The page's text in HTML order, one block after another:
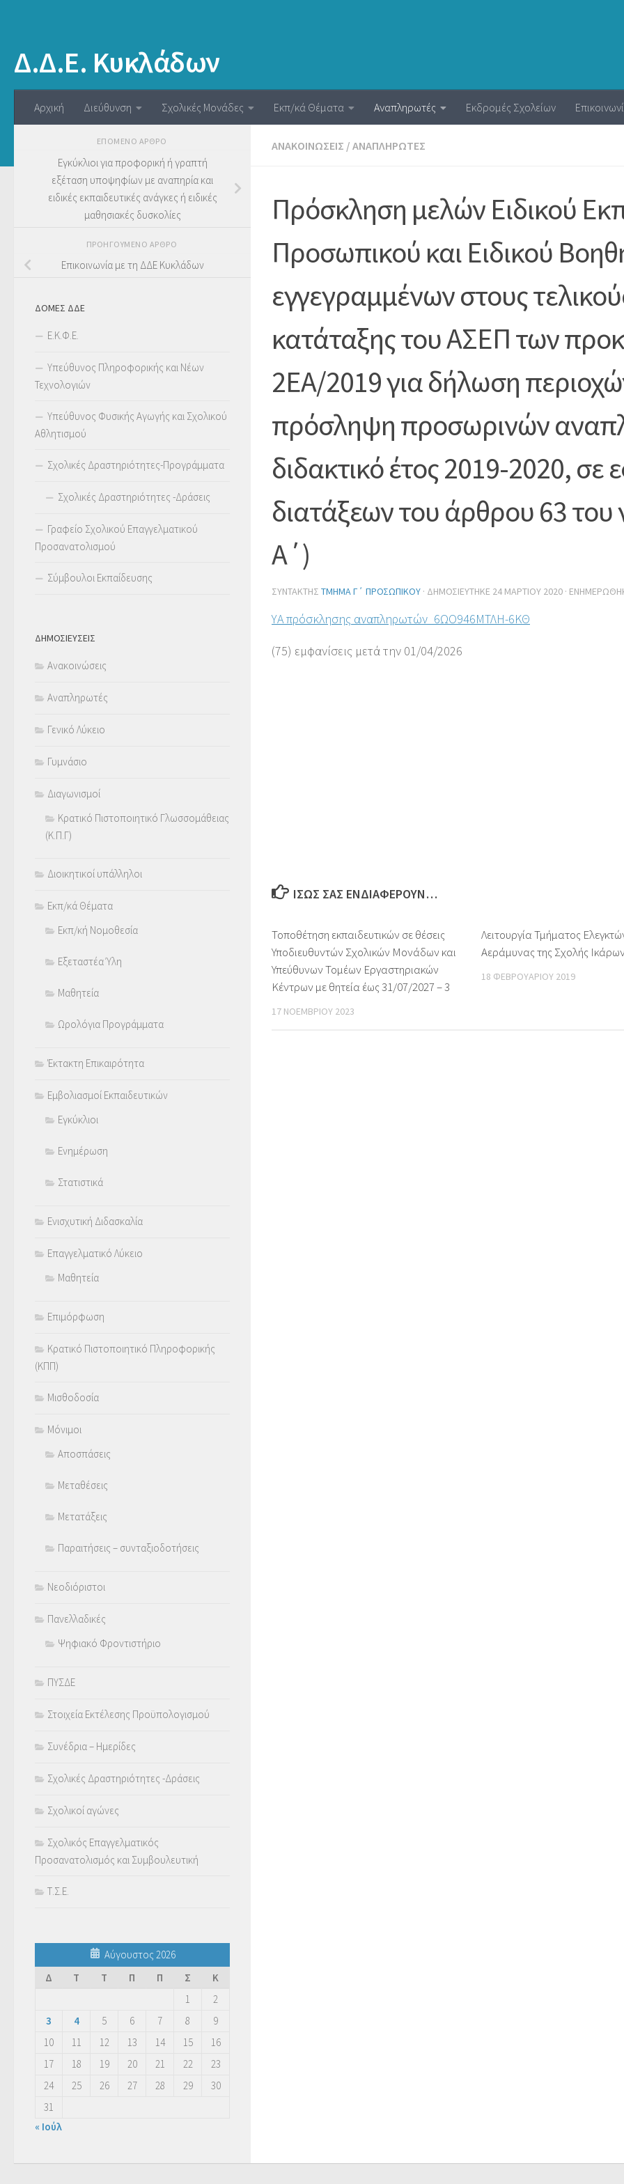
Δ.Δ.Ε. Κυκλάδων
Αρχική Διεύθυνση Σχολικές Μονάδες Εκπ/κά Θέματα Αναπληρωτές Εκδρομές Σχολείων
ΑΝΑΚΟΙΝΏΣΕΙΣ / ΑΝΑΠΛΗΡΩΤΈΣ
Πρόσκληση μελών Ειδικού
Προσωπικού και Ειδικού
εγγεγραμμένων στους
κατάταξης του ΑΣΕΠ των
2ΕΑ/2019 για δήλωση
πρόσληψη προσωρινών
διδακτικό έτος 2019-2020,
διατάξεων του άρθρου 63
Α΄)
ΣΥΝΤΆΚΤΗΣ ΤΜΉΜΑ Γ΄ ΠΡΟΣΩΠΙΚΟΎ · ΔΗΜΟΣΙΕΎΤΗΚΕ 24 ΜΑΡΤΊΟΥ 2020 ·
ΥΑ πρόσκλησης αναπληρωτών_6ΩΟ946ΜΤΛΗ-6ΚΘ
(75) εμφανίσεις μετά την 01/04/2026
ΊΣΩΣ ΣΑΣ ΕΝΔΙΑΦΈΡΟΥΝ…
Τοποθέτηση εκπαιδευτικών σε θέσεις
Υποδιευθυντών Σχολικών Μονάδων και
Υπεύθυνων Τομέων Εργαστηριακών
Κέντρων με θητεία έως 31/07/2027 – 3
17 ΝΟΕΜΒΡΊΟΥ 2023
Λειτουργία Τμήματος
Αεράμυνας της Σχολής Ικάρων
18 ΦΕΒΡΟΥΑΡΊΟΥ 2019
ΕΠΌΜΕΝΟ ΆΡΘΡΟ
Εγκύκλιοι για προφορική ή γραπτή
εξέταση υποψηφίων με αναπηρία και
ειδικές εκπαιδευτικές ανάγκες ή ειδικές
μαθησιακές δυσκολίες
ΠΡΟΗΓΟΎΜΕΝΟ ΆΡΘΡΟ
Επικοινωνία με τη ΔΔΕ Κυκλάδων
ΔΟΜΕΣ ΔΔΕ
Ε.Κ.Φ.Ε.
Υπεύθυνος Πληροφορικής και Νέων
Τεχνολογιών
Υπεύθυνος Φυσικής Αγωγής και Σχολικού
Αθλητισμού
Σχολικές Δραστηριότητες-Προγράμματα
Σχολικές Δραστηριότητες -Δράσεις
Γραφείο Σχολικού Επαγγελματικού
Προσανατολισμού
Σύμβουλοι Εκπαίδευσης
ΔΗΜΟΣΙΕΥΣΕΙΣ
Ανακοινώσεις
Αναπληρωτές
Γενικό Λύκειο
Γυμνάσιο
Διαγωνισμοί
Κρατικό Πιστοποιητικό Γλωσσομάθειας
(Κ.Π.Γ)
Διοικητικοί υπάλληλοι
Εκπ/κά Θέματα
Εκπ/κή Νομοθεσία
Εξεταστέα Ύλη
Μαθητεία
Ωρολόγια Προγράμματα
Έκτακτη Επικαιρότητα
Εμβολιασμοί Εκπαιδευτικών
Εγκύκλιοι
Ενημέρωση
Στατιστικά
Ενισχυτική Διδασκαλία
Επαγγελματικό Λύκειο
Μαθητεία
Επιμόρφωση
Κρατικό Πιστοποιητικό Πληροφορικής
(ΚΠΠ)
Μισθοδοσία
Μόνιμοι
Αποσπάσεις
Μεταθέσεις
Μετατάξεις
Παραιτήσεις – συνταξιοδοτήσεις
Νεοδιόριστοι
Πανελλαδικές
Ψηφιακό Φροντιστήριο
ΠΥΣΔΕ
Στοιχεία Εκτέλεσης Προϋπολογισμού
Συνέδρια – Ημερίδες
Σχολικές Δραστηριότητες -Δράσεις
Σχολικοί αγώνες
Σχολικός Επαγγελματικός
Προσανατολισμός και Συμβουλευτική
Τ.Σ.Ε.
Αύγουστος 2026
Δ
Τ Τ Π Π Σ
Κ
1
2
3
4 5 6 7 8
9
10
11 12 13 14 15
16
17
18 19 20 21 22
23
24
25 26 27 28 29
30
31
« Ιούλ